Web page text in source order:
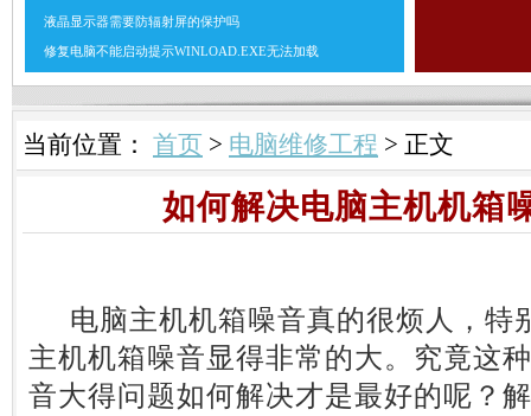
液晶显示器需要防辐射屏的保护吗
修复电脑不能启动提示WINLOAD.EXE无法加载
当前位置： 首页 > 电脑维修工程 > 正文
如何解决电脑主机机箱
电脑主机机箱噪音真的很烦人，特
主机机箱噪音显得非常的大。究竟这
音大得问题如何解决才是最好的呢？